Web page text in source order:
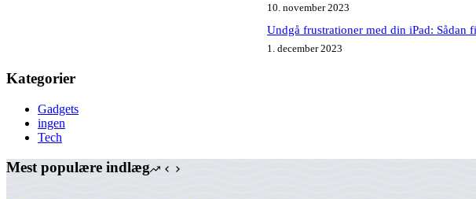
10. november 2023
Undgå frustrationer med din iPad: Sådan
1. december 2023
Kategorier
Gadgets
ingen
Tech
Mest populære indlæg